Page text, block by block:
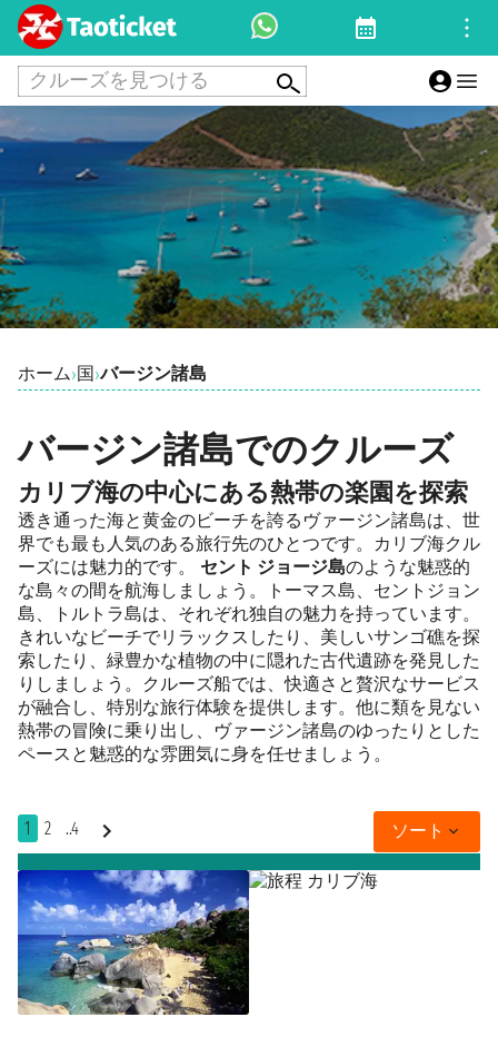
クルーズを見つける
ホーム›国 ›バージン諸島
バージン諸島でのクルーズ
カリブ海の中心にある熱帯の楽園を探索
透き通った海と黄金のビーチを誇るヴァージン諸島は、世
界でも最も人気のある旅行先のひとつです。カリブ海クル
ーズには魅力的です。 セント ジョージ島のような魅惑的
な島々の間を航海しましょう。トーマス島、セントジョン
島、トルトラ島は、それぞれ独自の魅力を持っています。
きれいなビーチでリラックスしたり、美しいサンゴ礁を探
索したり、緑豊かな植物の中に隠れた古代遺跡を発見した
りしましょう。クルーズ船では、快適さと贅沢なサービス
が融合し、特別な旅行体験を提供します。他に類を見ない
熱帯の冒険に乗り出し、ヴァージン諸島のゆったりとした
ペースと魅惑的な雰囲気に身を任せましょう。
1 2 ..4 ソート